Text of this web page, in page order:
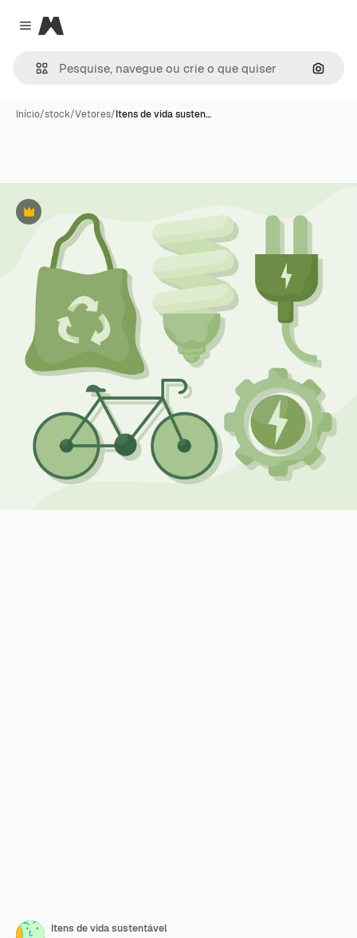
Close menu
Magnific
Início/stock/Vetores/Itens de vida susten…
Premium
Itens de vida sustentável